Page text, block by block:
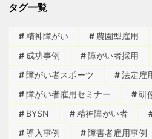
タグ一覧
精神障がい 農園型雇用
成功事例
障がい者採用
障がい者スポーツ
法定雇
障がい者雇用セミナー
研
BYSN
精神障がい者
導入事例
障害者雇用事例